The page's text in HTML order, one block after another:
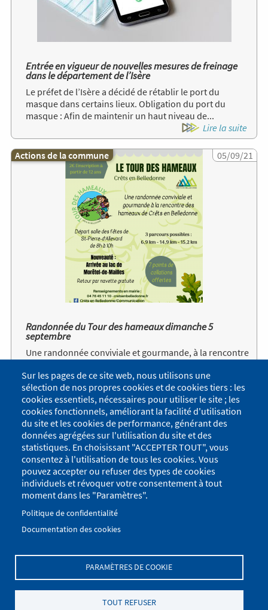
Entrée en vigueur de nouvelles mesures de freinage
dans le département de l’Isère
Le préfet de l’Isère a décidé de rétablir le port du
masque dans certains lieux. Obligation du port du
masque : Afin de maintenir un haut niveau de...
Lire la suite
Actions de la commune
Randonnée du Tour des hameaux dimanche 5
septembre
05/09/21
Une randonnée conviviale et gourmande, à la rencontre
points de ravitaillement tout au long des...
Lire la suite
Pagination
Première
page
« Premier
Dernière
page
Dernier »
Sur les pages de ce site web, nous utilisons une
sélection de nos propres cookies et de cookies tiers : les
cookies essentiels, nécessaires pour utiliser le site ; les
cookies fonctionnels, améliorant la facilité d'utilisation
du site et les cookies de performance, générant des
données agrégées sur l'utilisation du site et des
statistiques. En choisissant "ACCEPTER TOUT", vous
consentez à l'utilisation de tous les cookies. Vous
pouvez accepter ou refuser des types de cookies
individuels et révoquer votre consentement à tout
moment dans les "Paramètres".
Politique de confidentialité
Documentation des cookies
PARAMÈTRES DE COOKIE
TOUT REFUSER
Nos projets
Projets subventionnés
Toutes les actualités
Agenda
Le journal
Menu